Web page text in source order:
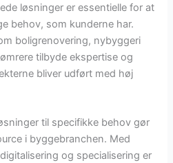
løsninger er essentielle for at
behov, som kunderne har.
boligrenovering, nybyggeri
tilbyde ekspertise og
bliver udført med høj
til specifikke behov gør
i byggebranchen. Med
og specialisering er